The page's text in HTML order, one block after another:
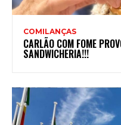
COMILANÇAS
CARLÃO COM FOME
SANDWICHERIA!!!